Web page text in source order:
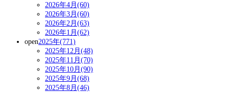
2026年4月(60)
2026年3月(60)
2026年2月(63)
2026年1月(62)
open2025年(771)
2025年12月(48)
2025年11月(70)
2025年10月(90)
2025年9月(68)
2025年8月(46)